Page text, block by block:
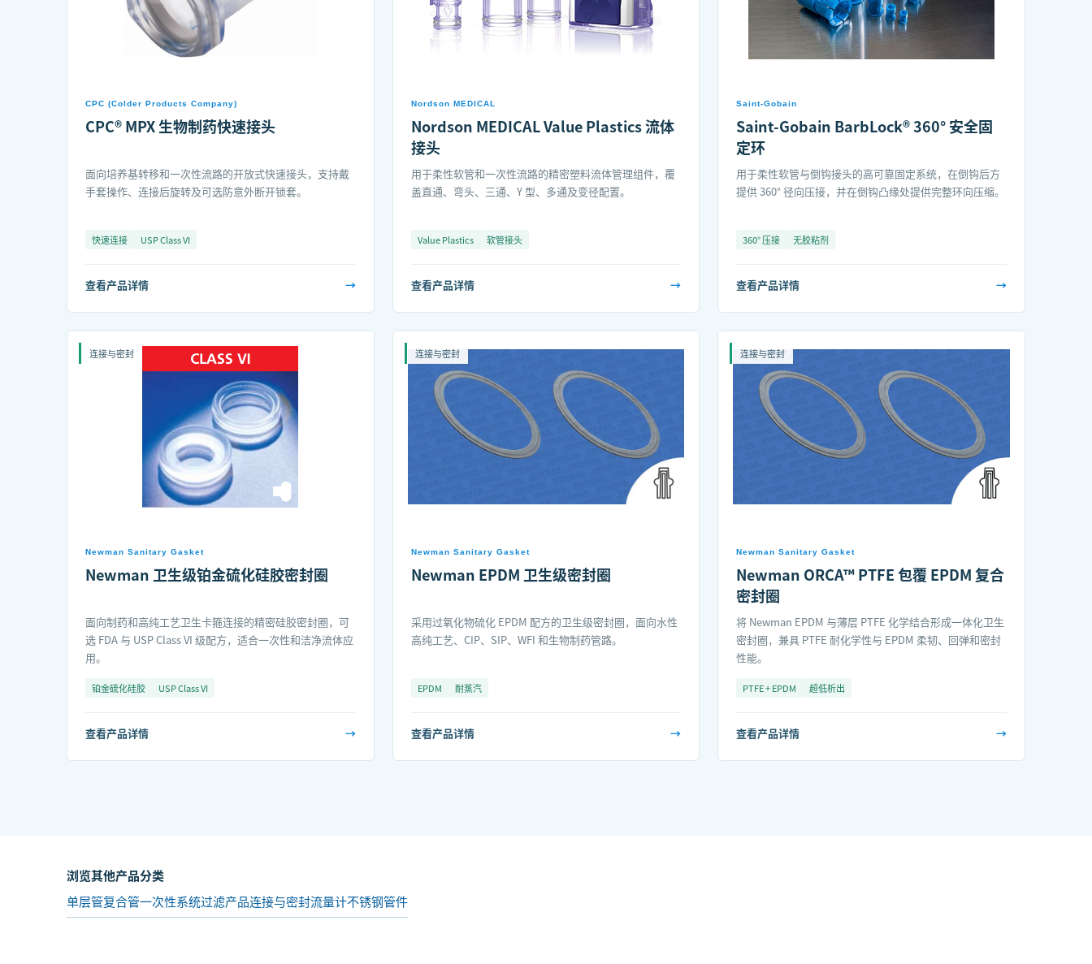
CPC (Colder Products Company)
CPC® MPX 生物制药快速接头
面向培养基转移和一次性流路的开放式快速接头，支持戴
手套操作、连接后旋转及可选防意外断开锁套。
快速连接 USP Class VI
查看产品详情 →
Nordson MEDICAL
Nordson MEDICAL Value Plastics 流体
接头
用于柔性软管和一次性流路的精密塑料流体管理组件，覆
盖直通、弯头、三通、Y 型、多通及变径配置。
Value Plastics 软管接头
查看产品详情 →
Saint-Gobain
Saint-Gobain BarbLock® 360° 安全固
定环
用于柔性软管与倒钩接头的高可靠固定系统，在倒钩后方
提供 360° 径向压接，并在倒钩凸缘处提供完整环向压缩。
360° 压接 无胶粘剂
查看产品详情 →
连接与密封
Newman Sanitary Gasket
Newman 卫生级铂金硫化硅胶密封圈
面向制药和高纯工艺卫生卡箍连接的精密硅胶密封圈，可
选 FDA 与 USP Class VI 级配方，适合一次性和洁净流体应
用。
铂金硫化硅胶 USP Class VI
查看产品详情 →
连接与密封
Newman Sanitary Gasket
Newman EPDM 卫生级密封圈
采用过氧化物硫化 EPDM 配方的卫生级密封圈，面向水性
高纯工艺、CIP、SIP、WFI 和生物制药管路。
EPDM 耐蒸汽
查看产品详情 →
连接与密封
Newman Sanitary Gasket
Newman ORCA™ PTFE 包覆 EPDM 复合
密封圈
将 Newman EPDM 与薄层 PTFE 化学结合形成一体化卫生
密封圈，兼具 PTFE 耐化学性与 EPDM 柔韧、回弹和密封
性能。
PTFE + EPDM 超低析出
查看产品详情 →
浏览其他产品分类
单层管复合管一次性系统过滤产品连接与密封流量计不锈钢管件